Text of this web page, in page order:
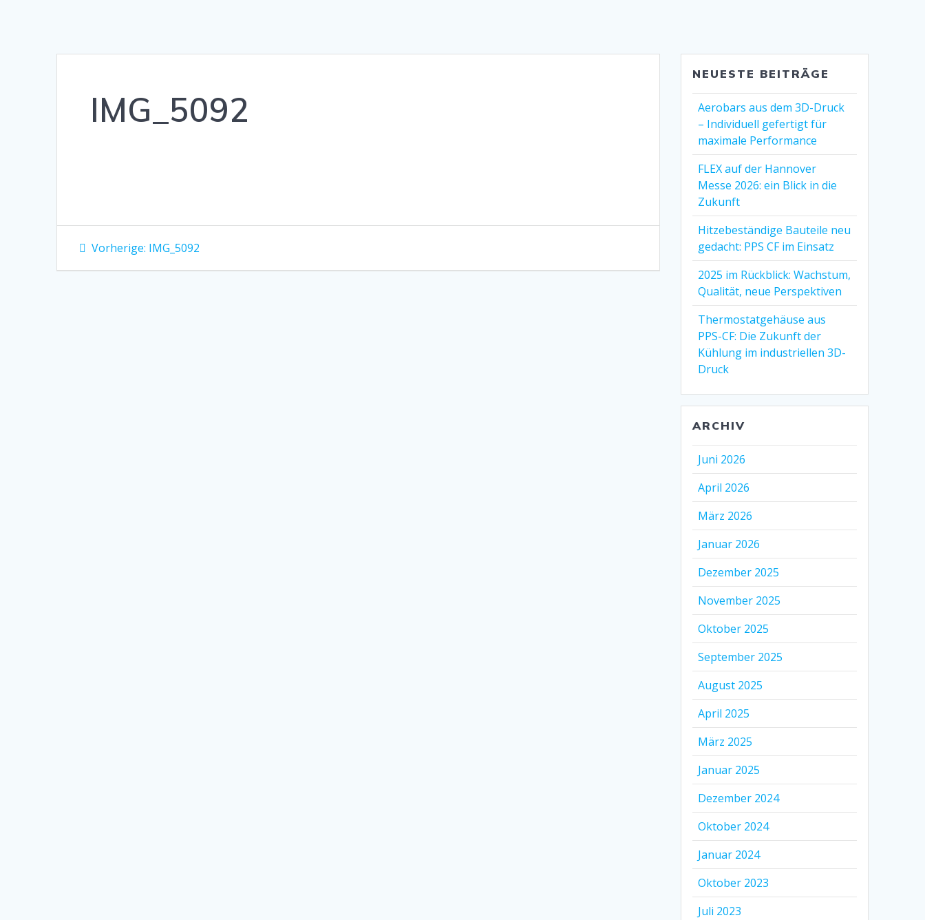
IMG_5092
Beitragsnavigation
Vorherige: Vorheriger
IMG_5092
NEUESTE BEITRÄGE
Aerobars aus dem 3D-Druck
– Individuell gefertigt für
maximale Performance
FLEX auf der Hannover
Messe 2026: ein Blick in die
Zukunft
Hitzebeständige Bauteile neu
gedacht: PPS CF im Einsatz
2025 im Rückblick: Wachstum,
Qualität, neue Perspektiven
Thermostatgehäuse aus
PPS-CF: Die Zukunft der
Kühlung im industriellen 3D-
Druck
ARCHIV
Juni 2026
April 2026
März 2026
Januar 2026
Dezember 2025
November 2025
Oktober 2025
September 2025
August 2025
April 2025
März 2025
Januar 2025
Dezember 2024
Oktober 2024
Januar 2024
Oktober 2023
Juli 2023